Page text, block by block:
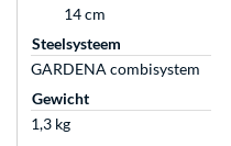
14 cm
Steelsysteem
GARDENA combisystem
Gewicht
1,3 kg